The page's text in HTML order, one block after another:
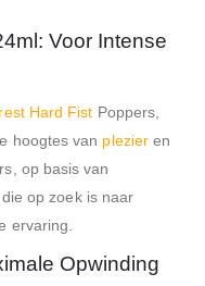
Voor Intense
Hard Fist Poppers,
hoogtes van plezieren
op basis van
op zoek is naar
ervaring.
Opwinding